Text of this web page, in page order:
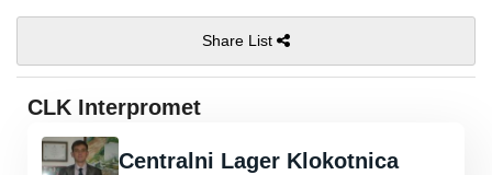
Share List
CLK Interpromet
Centralni Lager Klokotnica